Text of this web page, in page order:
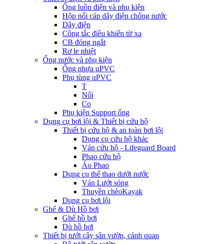
Ống luồn điện và phụ kiện
Hộp nối cáp dây điện chống nước
Dây điện
Công tắc điều khiển từ xa
CB đóng ngắt
Rơ le nhiệt
Ống nước và phụ kiện
Ống nhựa uPVC
Phụ tùng uPVC
T
Nối
Co
Phụ kiện Support ống
Dụng cụ bơi lội & Thiết bị cứu hộ
Thiết bị cứu hộ & an toàn bơi lội
Dụng cụ cứu hộ khác
Ván cứu hộ - Lifeguard Board
Phao cứu hộ
Áo Phao
Dụng cụ thể thao dưới nước
Ván Lướt sóng
Thuyền chèoKayak
Dụng cụ bơi lội
Ghế & Dù Hồ bơi
Ghế hồ bơi
Dù hồ bơi
Thiết bị tưới cây sân vườn, cảnh quan